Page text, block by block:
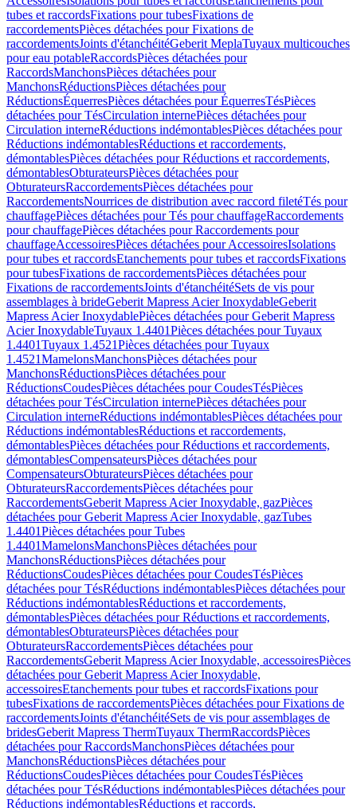
tubes et raccordsFixations pour tubesFixations de
raccordementsPièces détachées pour Fixations de
raccordementsJoints d'étanchéitéGeberit MeplaTuyaux multicouches
pour eau potableRaccordsPièces détachées pour
RaccordsManchonsPièces détachées pour
ManchonsRéductionsPièces détachées pour
RéductionsÉquerresPièces détachées pour ÉquerresTésPièces
détachées pour TésCirculation internePièces détachées pour
Circulation interneRéductions indémontablesPièces détachées pour
Réductions indémontablesRéductions et raccordements,
démontablesPièces détachées pour Réductions et raccordements,
démontablesObturateursPièces détachées pour
ObturateursRaccordementsPièces détachées pour
RaccordementsNourrices de distribution avec raccord filetéTés pour
chauffagePièces détachées pour Tés pour chauffageRaccordements
pour chauffagePièces détachées pour Raccordements pour
chauffageAccessoiresPièces détachées pour AccessoiresIsolations
pour tubes et raccordsEtanchements pour tubes et raccordsFixations
pour tubesFixations de raccordementsPièces détachées pour
Fixations de raccordementsJoints d'étanchéitéSets de vis pour
assemblages à brideGeberit Mapress Acier InoxydableGeberit
Mapress Acier InoxydablePièces détachées pour Geberit Mapress
Acier InoxydableTuyaux 1.4401Pièces détachées pour Tuyaux
1.4401Tuyaux 1.4521Pièces détachées pour Tuyaux
1.4521MamelonsManchonsPièces détachées pour
ManchonsRéductionsPièces détachées pour
RéductionsCoudesPièces détachées pour CoudesTésPièces
détachées pour TésCirculation internePièces détachées pour
Circulation interneRéductions indémontablesPièces détachées pour
Réductions indémontablesRéductions et raccordements,
démontablesPièces détachées pour Réductions et raccordements,
démontablesCompensateursPièces détachées pour
CompensateursObturateursPièces détachées pour
ObturateursRaccordementsPièces détachées pour
RaccordementsGeberit Mapress Acier Inoxydable, gazPièces
détachées pour Geberit Mapress Acier Inoxydable, gazTubes
1.4401Pièces détachées pour Tubes
1.4401MamelonsManchonsPièces détachées pour
ManchonsRéductionsPièces détachées pour
RéductionsCoudesPièces détachées pour CoudesTésPièces
détachées pour TésRéductions indémontablesPièces détachées pour
Réductions indémontablesRéductions et raccordements,
démontablesPièces détachées pour Réductions et raccordements,
démontablesObturateursPièces détachées pour
ObturateursRaccordementsPièces détachées pour
RaccordementsGeberit Mapress Acier Inoxydable, accessoiresPièces
détachées pour Geberit Mapress Acier Inoxydable,
accessoiresEtanchements pour tubes et raccordsFixations pour
tubesFixations de raccordementsPièces détachées pour Fixations de
raccordementsJoints d'étanchéitéSets de vis pour assemblages de
bridesGeberit Mapress ThermTuyaux ThermRaccordsPièces
détachées pour RaccordsManchonsPièces détachées pour
ManchonsRéductionsPièces détachées pour
RéductionsCoudesPièces détachées pour CoudesTésPièces
détachées pour TésRéductions indémontablesPièces détachées pour
Réductions indémontablesRéductions et raccords,